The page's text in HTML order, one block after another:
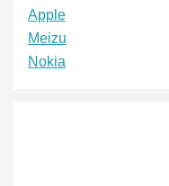
Apple
Meizu
Nokia